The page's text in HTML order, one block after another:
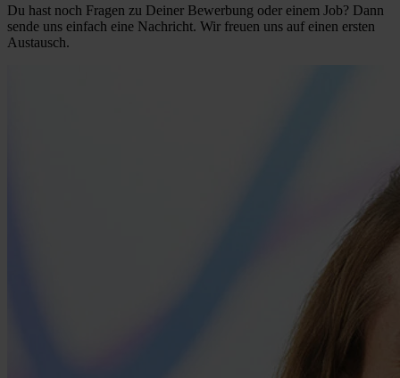
Du hast noch Fragen zu Deiner Bewerbung oder einem Job? Dann
sende uns einfach eine Nachricht. Wir freuen uns auf einen ersten
Austausch.